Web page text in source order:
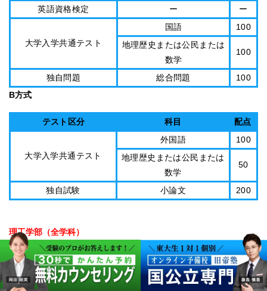
英語資格検定
ー ー
大学入学共通テスト
国語
100
地理歴史または公民または
数学
100
独自問題 総合問題
100
B方式
テスト区分 科目 配点
大学入学共通テスト
外国語
100
地理歴史または公民または
数学
50
独自試験 小論文 200
理工学部（全学科）
A方式
テスト区分 科目 配点